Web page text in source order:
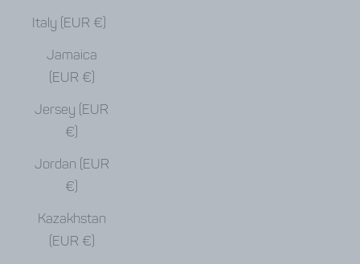
Italy (EUR €)
Jamaica
(EUR €)
Jersey (EUR
€)
Jordan (EUR
€)
Kazakhstan
(EUR €)